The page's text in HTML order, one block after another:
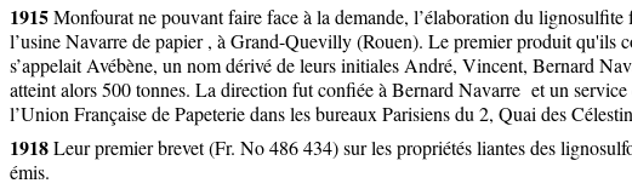
1915Monfourat ne pouvant faire face à la demande, l’élaboration du lignosulfite
l’usine Navarre de papier , à Grand-Quevilly (Rouen). Le premier produit qu'ils
s’appelait Avébène, un nom dérivé de leurs initiales André, Vincent, Bernard
atteint alors 500 tonnes. La direction fut confiée à Bernard Navarre et un service
l’Union Française de Papeterie dans les bureaux Parisiens du 2, Quai
1918Leur premier brevet (Fr. No 486 434) sur les propriétés liantes des
émis.